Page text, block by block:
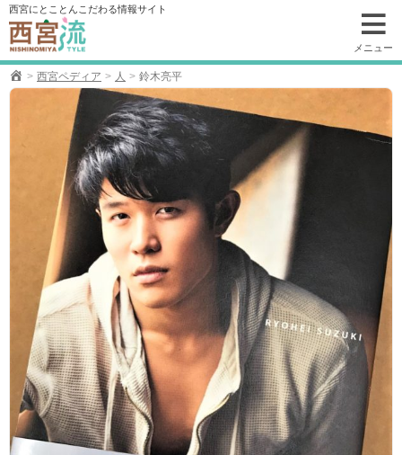
コ
ン
テ
ン
ツ
西宮にとことんこだわる情報サイト
メニュー
西宮ペディア 人 鈴木亮平